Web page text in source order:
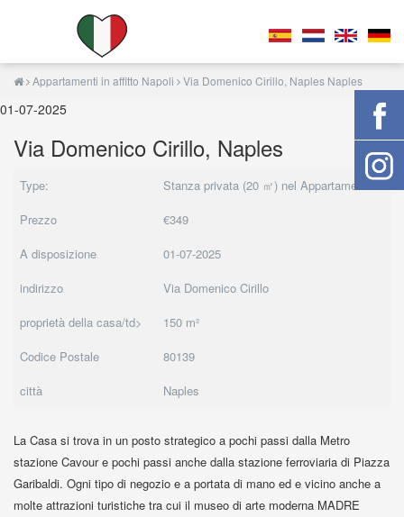
Appartamenti in affitto Napoli Via Domenico Cirillo, Naples Naples
01-07-2025
Via Domenico Cirillo, Naples
Type:
Stanza privata (20 ㎡) nel Appartamenti
Prezzo
€349
A disposizione
01-07-2025
indirizzo
Via Domenico Cirillo
proprietà della casa/td>
150 m²
Codice Postale
80139
città
Naples
La Casa si trova in un posto strategico a pochi passi dalla Metro
stazione Cavour e pochi passi anche dalla stazione ferroviaria di Piazza
Garibaldi. Ogni tipo di negozio e a portata di mano ed e vicino anche a
molte attrazioni turistiche tra cui il museo di arte moderna MADRE